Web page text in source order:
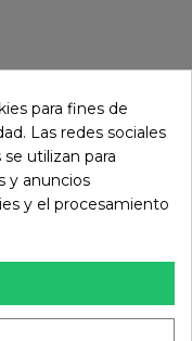
ello, consulte nuestra
para fines de
Las redes sociales
utilizan para
y anuncios
y el procesamiento